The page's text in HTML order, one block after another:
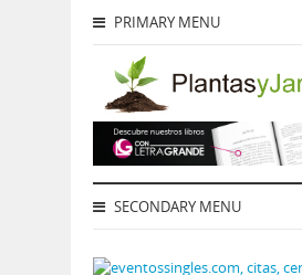
PRIMARY MENU
SECONDARY MENU